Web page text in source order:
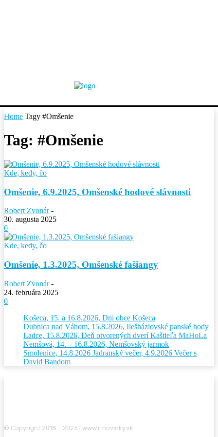
Home Tagy #Omšenie
Tag: #Omšenie
Kde, kedy, čo
Omšenie, 6.9.2025, Omšenské hodové slávnosti
Robert Zvonár -
30. augusta 2025
0
Kde, kedy, čo
Omšenie, 1.3.2025, Omšenské fašiangy
Robert Zvonár -
24. februára 2025
0
Košeca, 15. a 16.8.2026, Dni obce Košeca
Dubnica nad Váhom, 15.8.2026, Ilešháziovské panské hody
Ladce, 15.8.2026, Deň otvorených dverí Kaštieľa MaHoLa
Nemšová, 14. – 16.8.2026, Nemšovský jarmok
Smolenice, 14.8.2026 Jadranský večer, 4.9.2026 Večer s
David Bandom
© Copyright 2018 - 2023 | www.i-novinky.sk